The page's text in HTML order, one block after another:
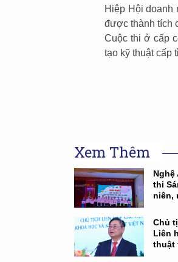
Hiệp Hội doanh
được thành tích
Cuộc thi ở cấp
tạo kỹ thuật cấp
Xem Thêm
Nghệ
thi
niên,
Chủ
Liên
thuật